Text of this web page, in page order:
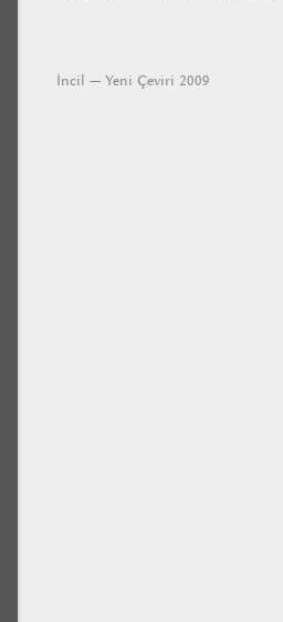
İncil — Yeni Çeviri 2009